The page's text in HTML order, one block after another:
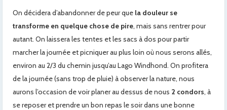
On décidera d’abandonner de peur que la douleur se
transforme en quelque chose de pire, mais sans rentrer pour
autant. On laissera les tentes et les sacs à dos pour partir
marcher la journée et picniquer au plus loin où nous serons allés,
environ au 2/3 du chemin jusqu’au Lago Windhond. On profitera
de la journée (sans trop de pluie) à observer la nature, nous
aurons l’occasion de voir planer au dessus de nous 2 condors, à
se reposer et prendre un bon repas le soir dans une bonne